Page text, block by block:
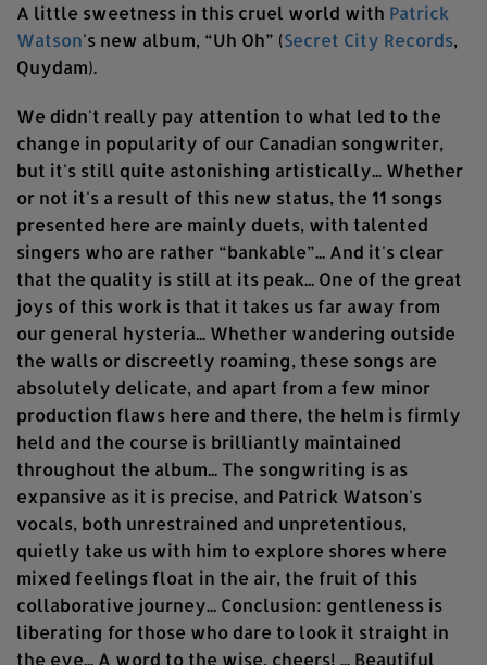
A little sweetness in this cruel world with Patrick
Watson's new album, “Uh Oh” (Secret City Records,
Quydam).
We didn't really pay attention to what led to the
change in popularity of our Canadian songwriter,
but it's still quite astonishing artistically... Whether
or not it's a result of this new status, the 11 songs
presented here are mainly duets, with talented
singers who are rather “bankable”... And it's clear
that the quality is still at its peak... One of the great
joys of this work is that it takes us far away from
our general hysteria... Whether wandering outside
the walls or discreetly roaming, these songs are
absolutely delicate, and apart from a few minor
production flaws here and there, the helm is firmly
held and the course is brilliantly maintained
throughout the album... The songwriting is as
expansive as it is precise, and Patrick Watson's
vocals, both unrestrained and unpretentious,
quietly take us with him to explore shores where
mixed feelings float in the air, the fruit of this
collaborative journey... Conclusion: gentleness is
liberating for those who dare to look it straight in
the eye... A word to the wise, cheers! ... Beautiful